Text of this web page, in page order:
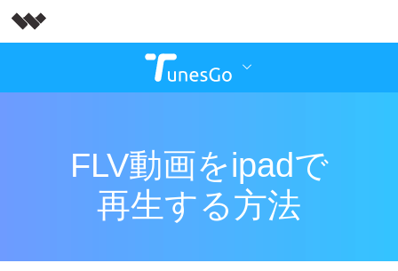
FLV動画をipadで
再生する方法